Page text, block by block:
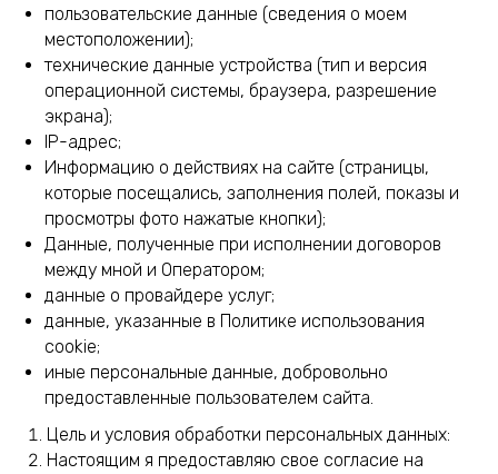
пользовательские данные (сведения о моем
местоположении);
технические данные устройства (тип и версия
операционной системы, браузера, разрешение
экрана);
IP-адрес;
Информацию о действиях на сайте (страницы,
которые посещались, заполнения полей, показы и
просмотры фото нажатые кнопки);
Данные, полученные при исполнении договоров
между мной и Оператором;
данные о провайдере услуг;
данные, указанные в Политике использования
cookie;
иные персональные данные, добровольно
предоставленные пользователем сайта.
Цель и условия обработки персональных данных:
Настоящим я предоставляю свое согласие на